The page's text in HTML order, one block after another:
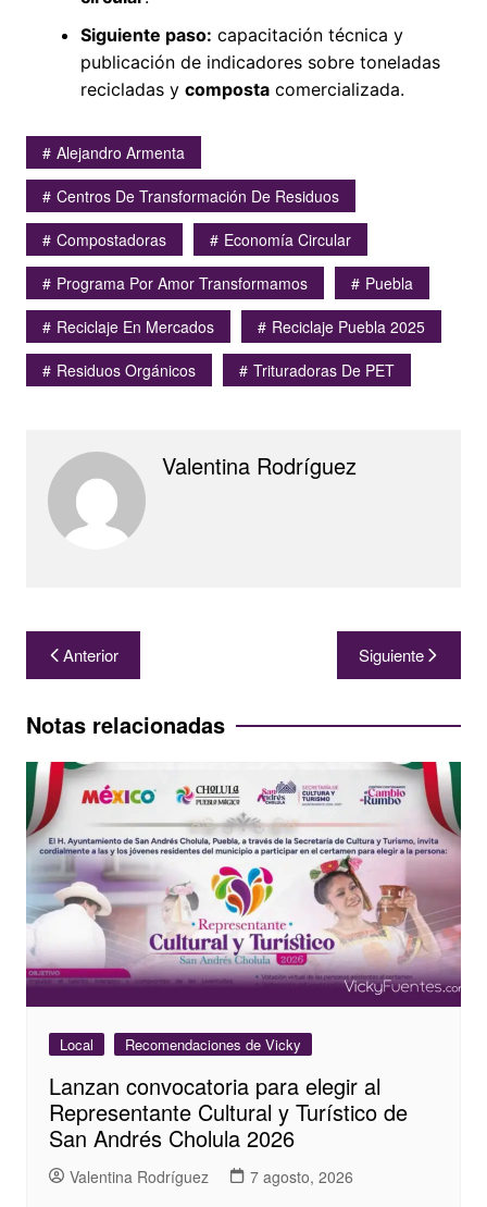
Siguiente paso: capacitación técnica y
publicación de indicadores sobre toneladas
recicladas y compostacomercializada.
Alejandro Armenta
Centros De Transformación De Residuos
Compostadoras
Economía Circular
Programa Por Amor Transformamos
Puebla
Reciclaje En Mercados
Reciclaje Puebla 2025
Residuos Orgánicos
Trituradoras De PET
Valentina Rodríguez
Navegación
de
entradas
Anterior Siguiente
Notas relacionadas
Local Recomendaciones de Vicky
Lanzan convocatoria para elegir al
Representante Cultural y Turístico de
San Andrés Cholula 2026
Valentina Rodríguez 7 agosto, 2026